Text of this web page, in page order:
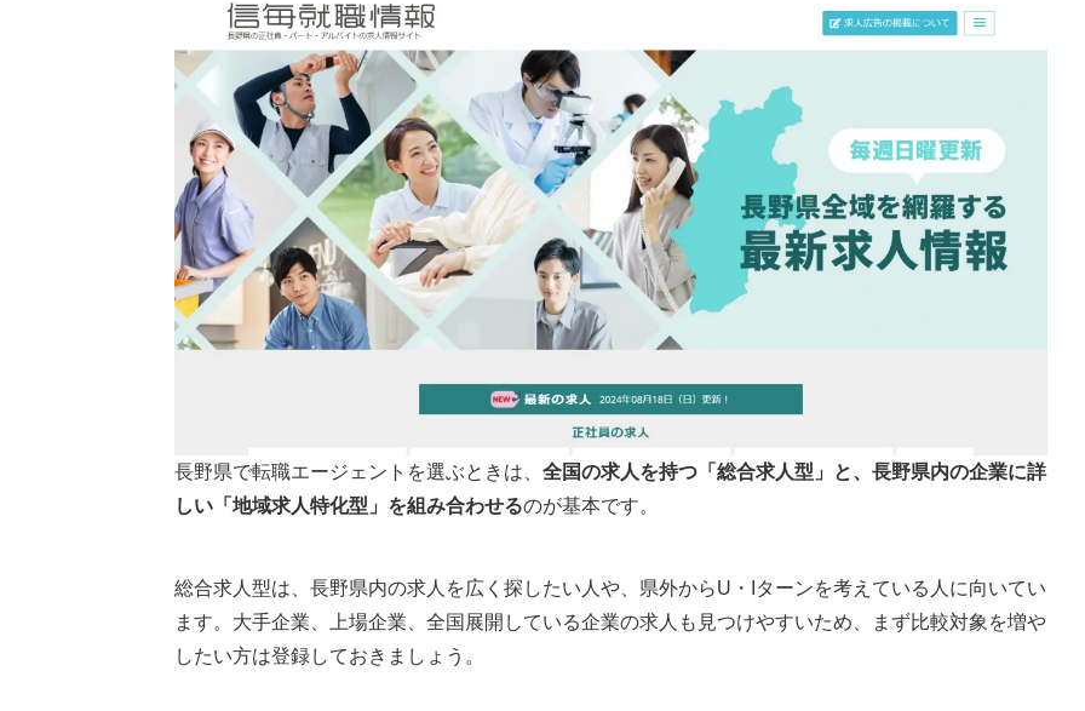
2：ヒューマンインデックス
3：信毎就職情報
4：イーキュア
5：シードジャパン
長野の転職で転職エージェントを利用するメリット
1.長野の企業事情や転職情報が手に入る
2.長野の非公開求人を紹介してもらえる
3.年収や入社時期を相談しやすい
長野県で転職エージェントを使う流れ
1.転職エージェントに登録する
2.面談・カウンセリングを受ける
3.希望する求人の紹介を受ける
5.企業との面接・内定
長野の平均年収
長野県内の売上高上位企業
長野県で転職エージェントを選ぶときは、 全国の求人を持つ「総合求人型」と、長野県内の企業に詳
しい「地域求人特化型」を組み合わせるのが基本です。
総合求人型は、長野県内の求人を広く探したい人や、県外からU・Iターンを考えている人に向いてい
ます。大手企業、上場企業、全国展開している企業の求人も見つけやすいため、まず比較対象を増や
したい方は登録しておきましょう。